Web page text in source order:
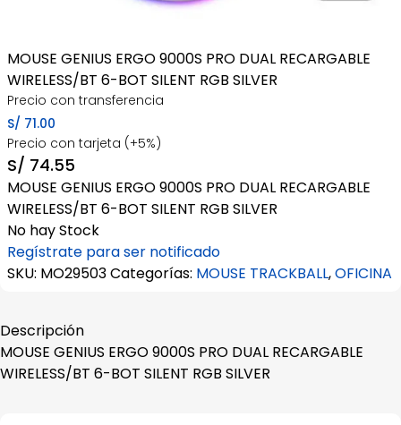
MOUSE GENIUS ERGO 9000S PRO DUAL RECARGABLE
WIRELESS/BT 6-BOT SILENT RGB SILVER
Precio con transferencia
S/ 71.00
Precio con tarjeta (+5%)
S/ 74.55
MOUSE GENIUS ERGO 9000S PRO DUAL RECARGABLE
WIRELESS/BT 6-BOT SILENT RGB SILVER
No hay Stock
Regístrate para ser notificado
SKU: MO29503Categorías: MOUSE TRACKBALL,OFICINA
Descripción
MOUSE GENIUS ERGO 9000S PRO DUAL RECARGABLE
WIRELESS/BT 6-BOT SILENT RGB SILVER